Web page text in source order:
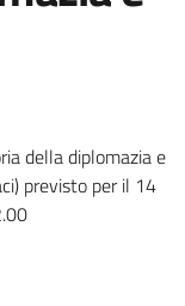
della diplomazia e
previsto per il 14